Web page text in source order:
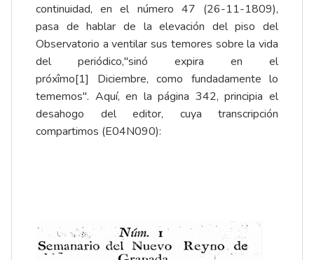
continuidad, en el número 47 (26-11-1809),
pasa de hablar de la elevación del piso del
Observatorio a ventilar sus temores sobre la vida
del periódico,"sinó expira en el
próxîmo[1] Diciembre, como fundadamente lo
tememos". Aquí, en lapágina 342, principia el
desahogo del editor, cuya transcripción
compartimos (E04N090):